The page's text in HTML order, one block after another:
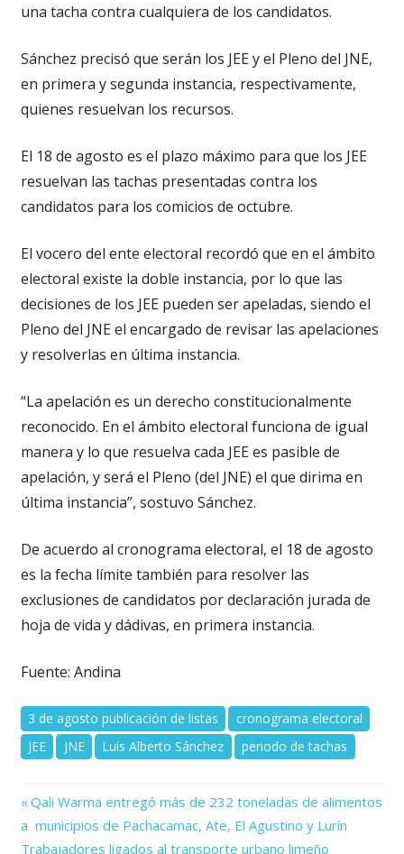
una tacha contra cualquiera de los candidatos.
Sánchez precisó que serán los JEE y el Pleno del JNE,
en primera y segunda instancia, respectivamente,
quienes resuelvan los recursos.
El 18 de agosto es el plazo máximo para que los JEE
resuelvan las tachas presentadas contra los
candidatos para los comicios de octubre.
El vocero del ente electoral recordó que en el ámbito
electoral existe la doble instancia, por lo que las
decisiones de los JEE pueden ser apeladas, siendo el
Pleno del JNE el encargado de revisar las apelaciones
y resolverlas en última instancia.
“La apelación es un derecho constitucionalmente
reconocido. En el ámbito electoral funciona de igual
manera y lo que resuelva cada JEE es pasible de
apelación, y será el Pleno (del JNE) el que dirima en
última instancia”, sostuvo Sánchez.
De acuerdo al cronograma electoral, el 18 de agosto
es la fecha límite también para resolver las
exclusiones de candidatos por declaración jurada de
hoja de vida y dádivas, en primera instancia.
Fuente: Andina
3 de agosto publicación de listas
cronograma electoral
JEE
JNE Luis Alberto Sánchez periodo de tachas
Navegación
de
Previous
Post:
Qali Warma entregó más de 232 toneladas de alimentos
a municipios de Pachacamac, Ate, El Agustino y Lurín
Next
Trabajadores ligados al transporte urbano limeño